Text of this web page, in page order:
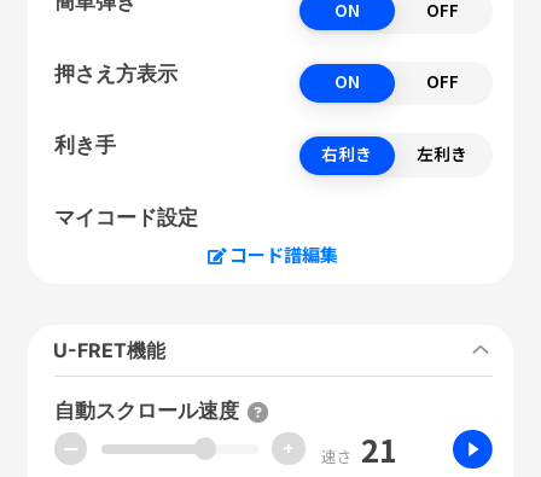
ON OFF
押さえ方表示 ON OFF
利き手 右利き 左利き
マイコード設定
コード譜編集
U-FRET機能
自動スクロール速度
ー + 速さ 21